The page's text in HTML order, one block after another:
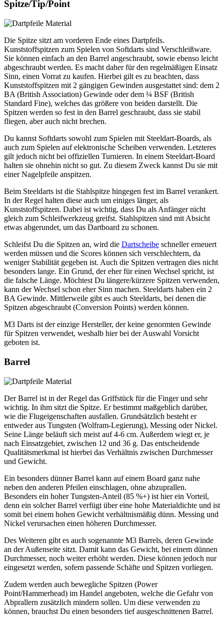
Spitze/Tip/Point
Die Spitze sitzt am vorderen Ende eines Dartpfeils.
Kunststoffspitzen zum Spielen von Softdarts sind Verschleißware.
Sie können einfach an den Barrel angeschraubt, sowie ebenso leicht
abgeschraubt werden. Es macht daher für den regelmäßigen Einsatz
Sinn, einen Vorrat zu kaufen. Hierbei gilt es zu beachten, dass
Kunststoffspitzen mit 2 gängigen Gewinden ausgestattet sind: dem 2
BA (British Association) Gewinde oder dem ¼ BSF (British
Standard Fine), welches das größere von beiden darstellt. Die
Spitzen werden so fest in den Barrel geschraubt, dass sie stabil
fliegen, aber auch nicht brechen.
Du kannst Softdarts sowohl zum Spielen mit Steeldart-Boards, als
auch zum Spielen auf elektronische Scheiben verwenden. Letzteres
gilt jedoch nicht bei offiziellen Turnieren. In einem Steeldart-Board
halten sie ohnehin nicht so gut. Zu diesem Zweck kannst Du sie mit
einer Nagelpfeile anspitzen.
Beim Steeldarts ist die Stahlspitze hingegen fest im Barrel verankert.
In der Regel halten diese auch um einiges länger, als
Kunststoffspitzen. Dabei ist wichtig, dass Du als Anfänger nicht
gleich zum Schleifwerkzeug greifst. Stahlspitzen sind mit Absicht
etwas abgerundet, um das Dartboard zu schonen.
Schleifst Du die Spitzen an, wird die Dartscheibe schneller erneuert
werden müssen und die Scores können sich verschlechtern, da
weniger Stabilität gegeben ist. Auch die Spitzen vertragen dies nicht
besonders lange. Ein Grund, der eher für einen Wechsel spricht, ist
die falsche Länge. Möchtest Du längere/kürzere Spitzen verwenden,
kann der Wechsel schon eher Sinn machen. Steeldarts haben ein 2
BA Gewinde. Mittlerweile gibt es auch Steeldarts, bei denen die
Spitzen abgeschraubt (Conversion Points) werden können.
M3 Darts ist der einzige Hersteller, der keine genormten Gewinde
für Spitzen verwendet, weshalb hier bei der Auswahl Vorsicht
geboten ist.
Barrel
Der Barrel ist in der Regel das Griffstück für die Finger und sehr
wichtig. In ihm sitzt die Spitze. Er bestimmt maßgeblich darüber,
wie die Flugeigenschaften ausfallen. Grundsätzlich besteht er
entweder aus Tungsten (Wolfram-Legierung), Messing oder Nickel.
Seine Länge beläuft sich meist auf 4-6 cm. Außerdem wiegt er, je
nach Einsatzgebiet, zwischen 12 und 36 g. Das entscheidende
Qualitätsmerkmal ist hierbei das Verhältnis zwischen Durchmesser
und Gewicht.
Ein besonders dünner Barrel kann auf einem Board ganz nahe
neben den anderen Pfeilen einschlagen, ohne abzuprallen.
Besonders ein hoher Tungsten-Anteil (85 %+) ist hier ein Vorteil,
denn ein solcher Barrel verfügt über eine hohe Materialdichte und ist
somit bei einem hohen Gewicht verhältnismäßig dünn. Messing und
Nickel verursachen einen höheren Durchmesser.
Des Weiteren gibt es auch sogenannte M3 Barrels, deren Gewinde
an der Außenseite sitzt. Damit kann das Gewicht, bei einem dünnen
Durchmesser, noch weiter erhöht werden. Diese können jedoch nur
eingesetzt werden, sofern passende Schäfte und Spitzen vorliegen.
Zudem werden auch bewegliche Spitzen (Power
Point/Hammerhead) im Handel angeboten, welche die Gefahr von
Abprallern zusätzlich mindern sollen. Um diese verwenden zu
können, brauchst Du einen besonders tief ausgeschnittenen Barrel.